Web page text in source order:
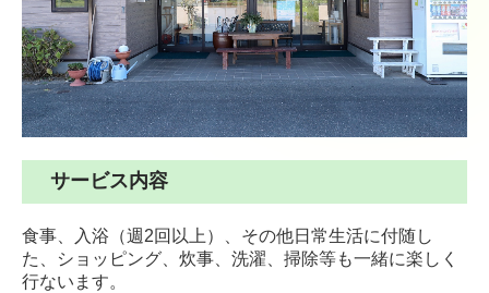
サービス内容
食事、入浴（週2回以上）、その他日常生活に付随し
た、ショッピング、炊事、洗濯、掃除等も一緒に楽しく
行ないます。